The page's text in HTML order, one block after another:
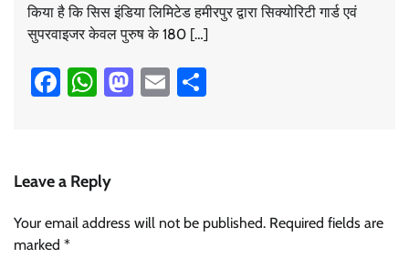
किया है कि सिस इंडिया लिमिटेड हमीरपुर द्वारा सिक्योरिटी गार्ड एवं
सुपरवाइजर केवल पुरुष के 180 […]
Facebook
WhatsApp
Mastodon
Email
Leave a Reply
Your email address will not be published. Required fields are
marked *